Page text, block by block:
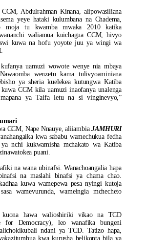
Abdulrahman Kinana, alipowasiliana
yeye hataki kulumbana na Chadema,
moja tu kwamba mwaka 2010 katika
waliamua kuichagua CCM, hivyo
kuwa na hofu yoyote juu ya wingi wa
uamuzi wowote wenye nia mbaya
wenzetu kama tulivyoaminiana
ya sheria kuelekea kutungwa Katiba
CCM kila uamuzi inaofanya unalenga
ya Taifa letu na si vinginevyo,”
CCM, Nape Nnauye, aliiambiaJAMHURI
kwa sababu wamechukua fedha
nchi kukwamisha mchakato wa Katiba
puani.
na wana ubinafsi. Wanachoangalia hapa
na maslahi binafsi ya chama chao.
kuwa wamepewa pesa nyingi kutoja
wamevurunda, wameingia mchecheto
hawa walioshiriki vikao na TCD
for Democracy), leo wanafika bungeni
ndani ya TCD. Tatizo hapa,
kwa kurusha helikopta bila ya